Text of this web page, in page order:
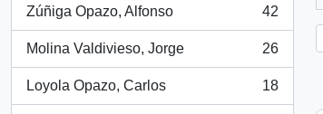
Zúñiga Opazo, Alfonso
, 42 results
42
Molina Valdivieso, Jorge
, 26 results
26
Loyola Opazo, Carlos
, 18 results
18